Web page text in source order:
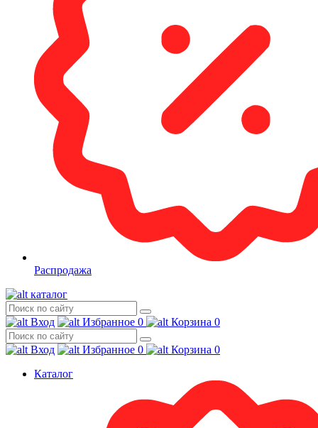
Распродажа
каталог
Вход Избранное 0 Корзина 0
Вход Избранное 0 Корзина 0
Каталог